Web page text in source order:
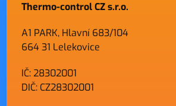
Thermo-control CZ s.r.o.
A1 PARK, Hlavní 683/104
664 31 Lelekovice
IČ: 28302001
DIČ: CZ28302001